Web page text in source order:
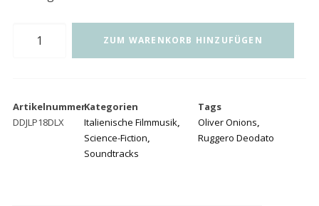
Menge
ZUM WARENKORB HINZUFÜGEN
Artikelnummer
DDJLP18DLX
Kategorien
Italienische Filmmusik,
Science-Fiction,
Soundtracks
Tags
Oliver Onions,
Ruggero Deodato